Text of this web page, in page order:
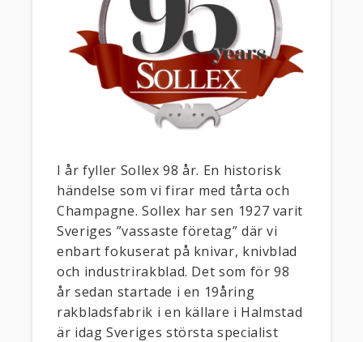
I år fyller Sollex 98 år. En historisk
händelse som vi firar med tårta och
Champagne. Sollex har sen 1927 varit
Sveriges ”vassaste företag” där vi
enbart fokuserat på knivar, knivblad
och industrirakblad. Det som för 98
år sedan startade i en 19åring
rakbladsfabrik i en källare i Halmstad
är idag Sveriges största specialist